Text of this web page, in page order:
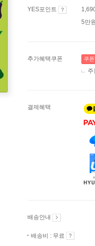
YES포인트
5만
추가혜택쿠폰 쿠
주
결제혜택
배송안내
배송비 : 무료